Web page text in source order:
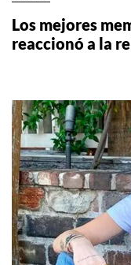
Los mejores
reaccionó a la